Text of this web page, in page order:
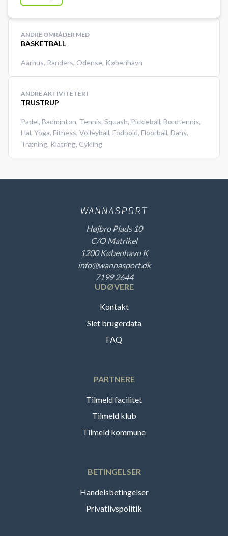
bold. Gratis parkering ved grus
parkeringen 50 meter fra hallen.
Lys tænder 10 min før din booking.
ANDRE OMRÅDER MED
BASKETBALL
Aarhus, Randers, Odense, København
ANDRE AKTIVITETER I
TRUSTRUP
Padel, Badminton, Tennis, Squash, Pickleball, Bordtennis,
Hal, Yoga, Fitness, Volleyball, Fodbold, Floorball, Dans,
Træning, Klatring, Cykling
Højbro Plads 10
C/O Matrikel
1200 København K
info@wannasport.dk
7199 2644
UDØVERE
Kontakt
Slet brugerdata
FAQ
PARTNERE
Tilmeld facilitet
Tilmeld klub
Tilmeld kommune
BETINGELSER
Handelsbetingelser
Privatlivspolitik